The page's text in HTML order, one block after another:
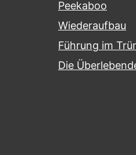
Peekaboo
Wiederaufbau
Führung im
Die